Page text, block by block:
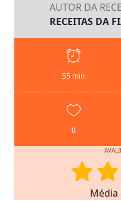
AUTOR DA
RECEITAS DA
55 min
0
Média